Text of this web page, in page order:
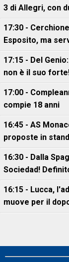
3 di Allegri, con
17:30 -
Esposito, ma
17:15 - Del
non è il suo
17:00 -
compie 18 anni
16:45 - AS
proposte in
16:30 - Dalla
Sociedad!
16:15 - Lucca,
muove per il